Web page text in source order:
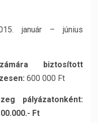
január – június
biztosított
600 000 Ft
pályázatonként:
Ft